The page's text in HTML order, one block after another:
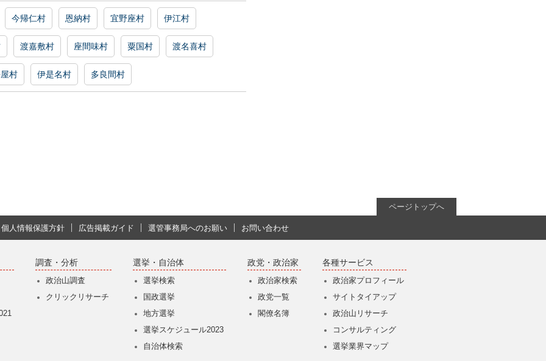
今帰仁村 恩納村 宜野座村 伊江村
渡嘉敷村 座間味村 粟国村 渡名喜村
村 伊是名村 多良間村
ページトップへ
個人情報保護方針 広告掲載ガイド 選管事務局へのお願い お問い合わせ
調査・分析
政治山調査
クリックリサーチ
選挙・自治体
選挙検索
国政選挙
地方選挙
選挙スケジュール2023
自治体検索
政党・政治家
政治家検索
政党一覧
閣僚名簿
各種サービス
政治家プロフィール
サイトタイアップ
政治山リサーチ
コンサルティング
選挙業界マップ